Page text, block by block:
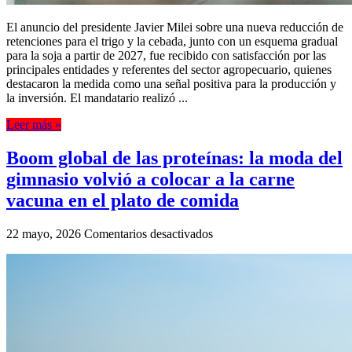
El anuncio del presidente Javier Milei sobre una nueva reducción de
retenciones para el trigo y la cebada, junto con un esquema gradual
para la soja a partir de 2027, fue recibido con satisfacción por las
principales entidades y referentes del sector agropecuario, quienes
destacaron la medida como una señal positiva para la producción y
la inversión. El mandatario realizó ...
Leer más »
Boom global de las proteínas: la moda del
gimnasio volvió a colocar a la carne
vacuna en el plato de comida
22 mayo, 2026 Comentarios desactivadosen